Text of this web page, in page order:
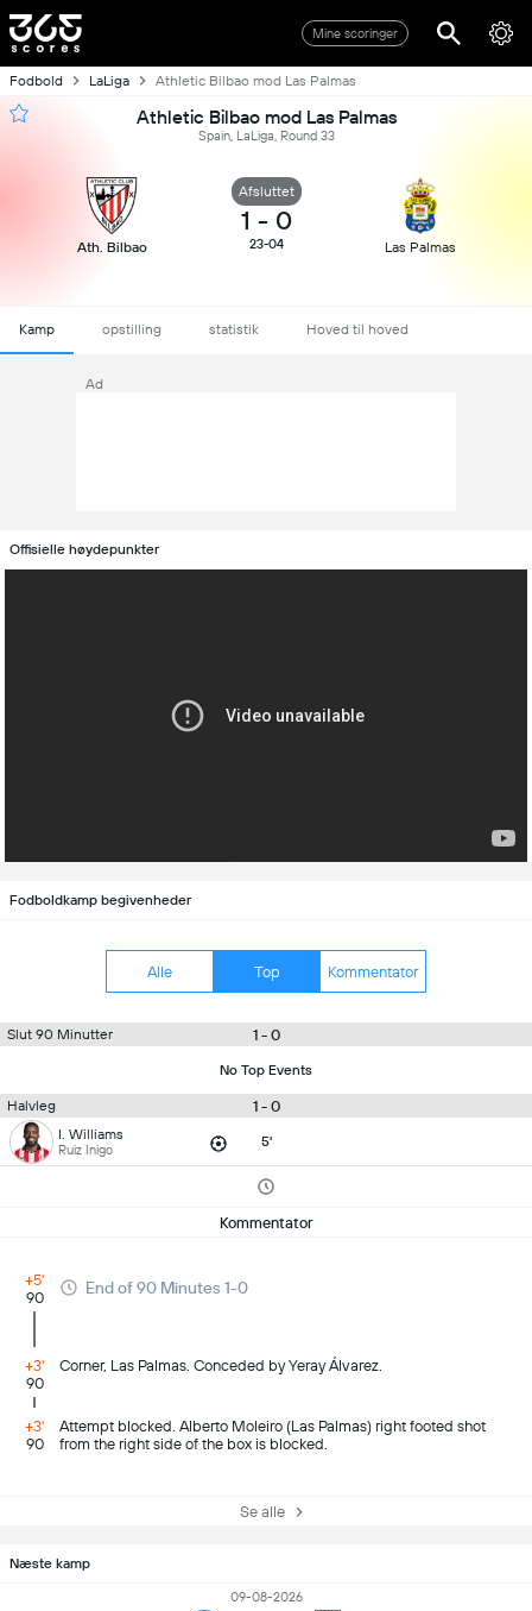
Mine scoringer
Fodbold LaLiga Athletic Bilbao mod Las Palmas
Athletic Bilbao mod Las Palmas
Spain, LaLiga, Round 33
Ath. Bilbao
Afsluttet
1 - 0
23-04 Las Palmas
Kamp opstilling statistik Hoved til hoved
Ad
Offisielle høydepunkter
Fodboldkamp begivenheder
Alle Top Kommentator
Slut 90 Minutter 1 - 0
No Top Events
Halvleg 1 - 0
I. Williams
Ruiz Inigo 5'
Kommentator
+5'
90
End of 90 Minutes 1-0
+3'
90
Corner, Las Palmas. Conceded by Yeray Álvarez.
+3'
90
Attempt blocked. Alberto Moleiro (Las Palmas) right footed shot
from the right side of the box is blocked.
Se alle
Næste kamp
09-08-2026